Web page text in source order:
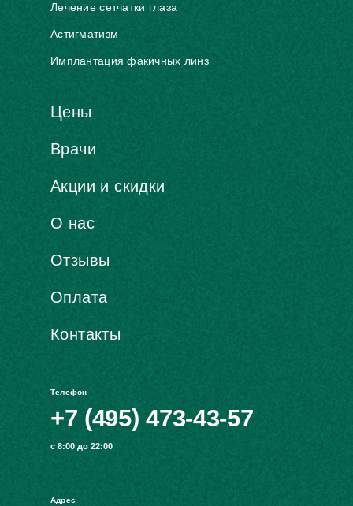
Телефон
+7 (495) 473-43-57
с 8:00 до 22:00
Адрес
Лечение сетчатки глаза
Астигматизм
Имплантация факичных линз
Цены
Врачи
Акции и скидки
О нас
Отзывы
Оплата
Контакты